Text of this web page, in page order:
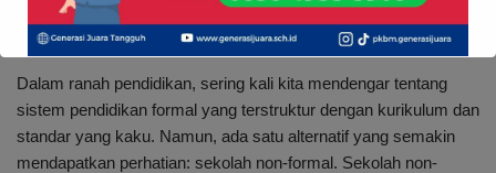
Dalam ranah pendidikan, sering kali kita mendengar tentang
sistem pendidikan formal yang terstruktur dengan kurikulum dan
standar yang kaku. Namun, ada satu alternatif yang semakin
mendapatkan perhatian: sekolah non-formal. Sekolah non-